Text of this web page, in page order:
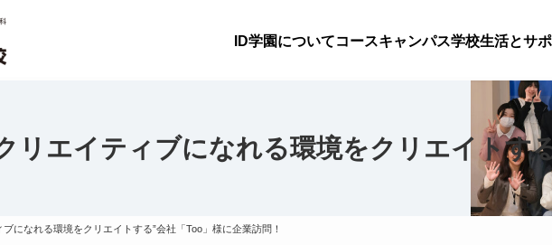
ID学園についてコースキャンパス学校生活とサ
リエイティブになれる環境をクリエイトす
になれる環境をクリエイトする”会社「Too」様に企業訪問！